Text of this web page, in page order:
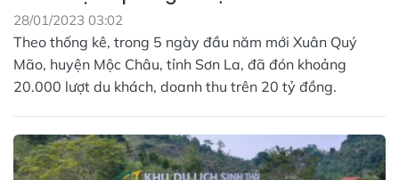
28/01/2023 03:02
Theo thống kê, trong 5 ngày đầu năm mới Xuân Quý
Mão, huyện Mộc Châu, tỉnh Sơn La, đã đón khoảng
20.000 lượt du khách, doanh thu trên 20 tỷ đồng.